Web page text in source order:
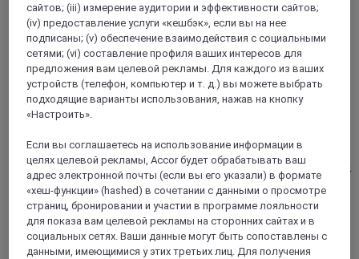
VILLENEUVE-LOUBET, Франция
Mercure Villeneuve-Loubet Plage hotel
The Mercure Villeneuve Loubet Plage offers you a unique
location in the heart of the Cote d Azur. It has 45 rooms and is
located in the prestigious Marina Baie des Anges district
between Nice, Antibes and Cannes. Be elevated on our
terrace, around the pool, to admire the panoramic sea view.
Land directly with your feet in the water in a Californian
atmosphere under the palm trees.
сайтов; (iii) измерение аудитории и эффективности сайтов;
(iv) предоставление услуги «кешбэк», если вы на нее
подписаны; (v) обеспечение взаимодействия с социальными
сетями; (vi) составление профиля ваших интересов для
предложения вам целевой рекламы. Для каждого из ваших
устройств (телефон, компьютер и т. д.) вы можете выбрать
подходящие варианты использования, нажав на кнопку
«Настроить».
Если вы соглашаетесь на использование информации в
целях целевой рекламы, Accor будет обрабатывать ваш
адрес электронной почты (если вы его указали) в формате
«хеш-функции» (hashed) в сочетании с данными о просмотре
страниц, бронировании и участии в программе лояльности
для показа вам целевой рекламы на сторонних сайтах и в
социальных сетях. Ваши данные могут быть сопоставлены с
данными, имеющимися у этих третьих лиц. Для получения